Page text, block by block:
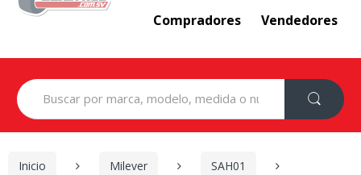
Compradores Vendedores
Search
for:
Inicio Milever
SAH01